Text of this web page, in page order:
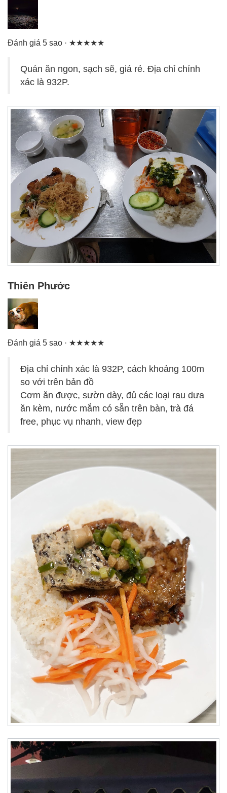
Đánh giá 5 sao · ★★★★★
Quán ăn ngon, sạch sẽ, giá rẻ. Địa chỉ chính
xác là 932P.
Thiên Phước
Đánh giá 5 sao · ★★★★★
Địa chỉ chính xác là 932P, cách khoảng 100m
so với trên bản đồ
Cơm ăn được, sườn dày, đủ các loại rau dưa
ăn kèm, nước mắm có sẵn trên bàn, trà đá
free, phục vụ nhanh, view đẹp